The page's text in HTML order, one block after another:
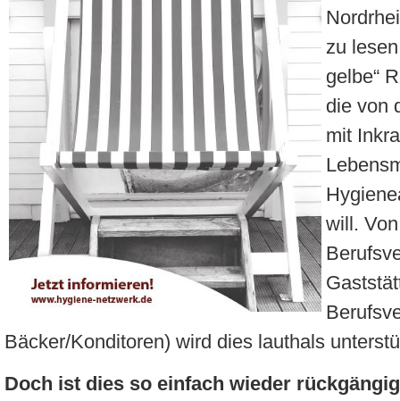
zu
gelbe“
die von
mit
will.
Bäcker/Konditoren) wird dies lauthals
Doch ist dies so einfach wieder